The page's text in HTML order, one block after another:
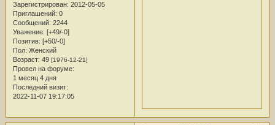
Зарегистрирован: 2012-05-05
Приглашений: 0
Сообщений: 2244
Уважение: [+49/-0]
Позитив: [+50/-0]
Пол: Женский
Возраст: 49 [1976-12-21]
Провел на форуме:
1 месяц 4 дня
Последний визит:
2022-11-07 19:17:05